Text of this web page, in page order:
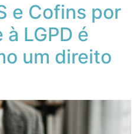
e Cofins por
LGPD é
um direito